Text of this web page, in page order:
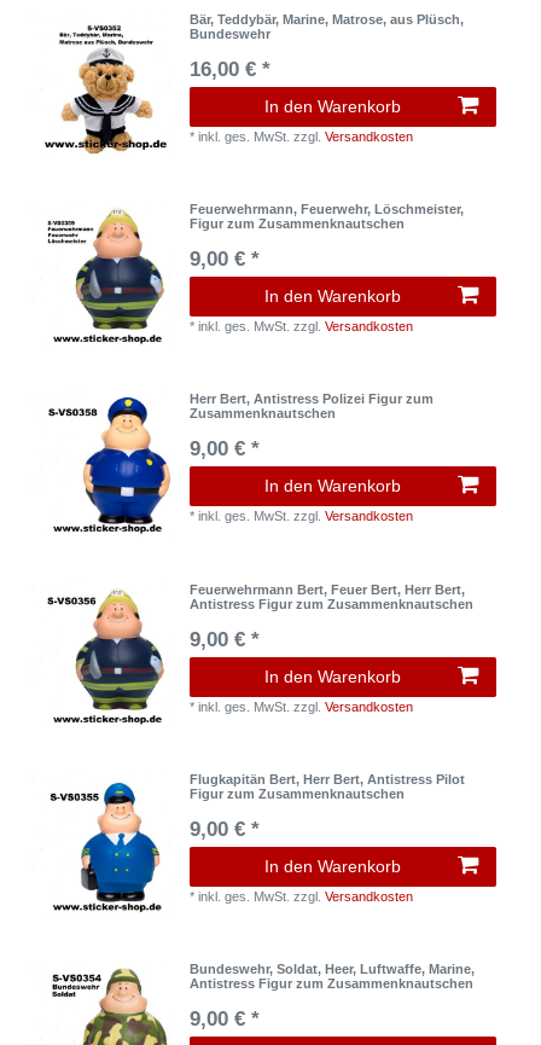
Bär, Teddybär, Marine, Matrose, aus Plüsch,
Bundeswehr
16,00 € *
In den Warenkorb
*inkl. ges. MwSt. zzgl.Versandkosten
Feuerwehrmann, Feuerwehr, Löschmeister,
Figur zum Zusammenknautschen
9,00 € *
In den Warenkorb
*inkl. ges. MwSt. zzgl.Versandkosten
Herr Bert, Antistress Polizei Figur zum
Zusammenknautschen
9,00 € *
In den Warenkorb
*inkl. ges. MwSt. zzgl.Versandkosten
Feuerwehrmann Bert, Feuer Bert, Herr Bert,
Antistress Figur zum Zusammenknautschen
9,00 € *
In den Warenkorb
*inkl. ges. MwSt. zzgl.Versandkosten
Flugkapitän Bert, Herr Bert, Antistress Pilot
Figur zum Zusammenknautschen
9,00 € *
In den Warenkorb
*inkl. ges. MwSt. zzgl.Versandkosten
Bundeswehr, Soldat, Heer, Luftwaffe, Marine,
Antistress Figur zum Zusammenknautschen
9,00 € *